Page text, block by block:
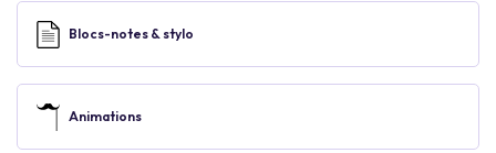
Blocs-notes & stylo
Animations